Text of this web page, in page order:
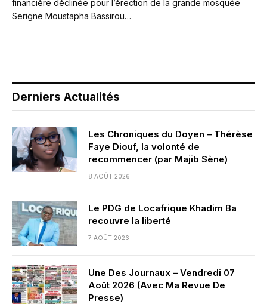
financière déclinée pour l’érection de la grande mosquée
Serigne Moustapha Bassirou…
Derniers Actualités
Les Chroniques du Doyen – Thérèse
Faye Diouf, la volonté de
recommencer (par Majib Sène)
8 AOÛT 2026
Le PDG de Locafrique Khadim Ba
recouvre la liberté
7 AOÛT 2026
Une Des Journaux – Vendredi 07
Août 2026 (Avec Ma Revue De
Presse)